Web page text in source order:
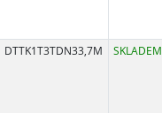
DTTK1T3TDN33,7M SKLADEM